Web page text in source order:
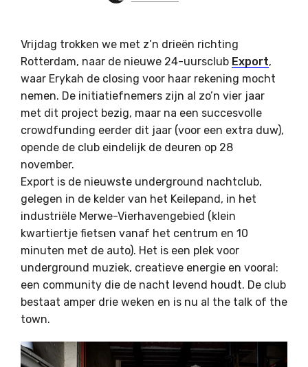
Vrijdag trokken we met z’n drieën richting
Rotterdam, naar de nieuwe 24-uursclub Export,
waar Erykah de closing voor haar rekening mocht
nemen. De initiatiefnemers zijn al zo’n vier jaar
met dit project bezig, maar na een succesvolle
crowdfunding eerder dit jaar (voor een extra duw),
opende de club eindelijk de deuren op 28
november.
Export is de nieuwste underground nachtclub,
gelegen in de kelder van het Keilepand, in het
industriële Merwe-Vierhavengebied (klein
kwartiertje fietsen vanaf het centrum en 10
minuten met de auto). Het is een plek voor
underground muziek, creatieve energie en vooral:
een community die de nacht levend houdt. De club
bestaat amper drie weken en is nu al the talk of the
town.